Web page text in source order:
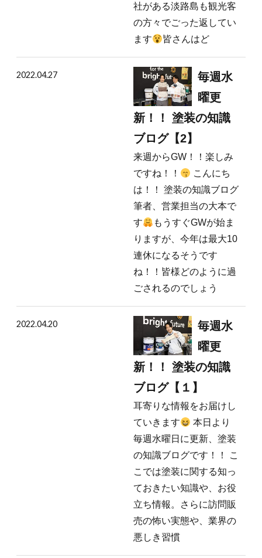
社がある淡路島も観光客
の方々でごった返してい
ます
皆さんはど
2022.04.27
毎週水
曜更
新！！ 塗装の知識
ブログ【2】
来週からGW！！楽しみ
ですね！！
こんにち
は！！ 塗装の知識ブログ
筆者、営業担当の大本で
す
もうすぐGWが始ま
りますが、今年は最大10
連休になるそうです
ね！！皆様どのように過
ごされるのでしょう
2022.04.20
毎週水
曜更
新！！ 塗装の知識
ブログ【１】
耳寄りな情報をお届けし
ていきます
本日より
毎週水曜日に更新、塗装
の知識ブログです！！ こ
こでは塗装に関する知っ
ておきたい知識や、お役
立ち情報。さらに訪問販
売の怖い実態や、業界の
悪しき習慣